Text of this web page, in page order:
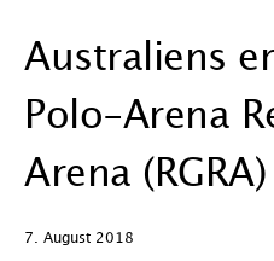
Australiens
Polo-Arena
Arena (RGRA)
7. August 2018